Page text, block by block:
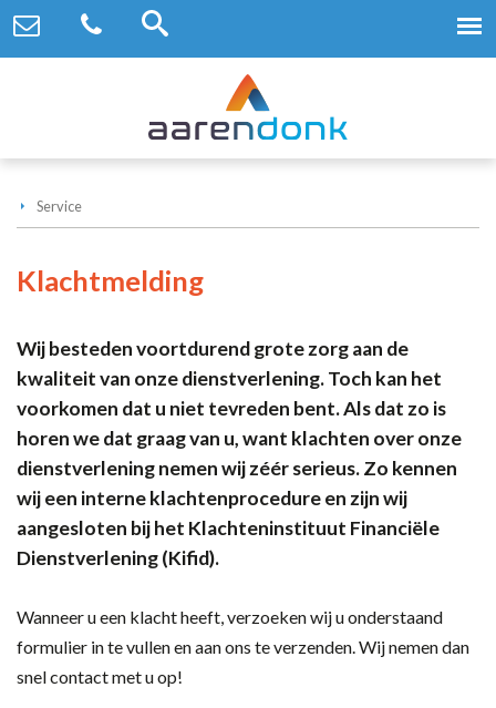
Service
Klachtmelding
Wij besteden voortdurend grote zorg aan de
kwaliteit van onze dienstverlening. Toch kan het
voorkomen dat u niet tevreden bent. Als dat zo is
horen we dat graag van u, want klachten over onze
dienstverlening nemen wij zéér serieus. Zo kennen
wij een interne klachtenprocedure en zijn wij
aangesloten bij het Klachteninstituut Financiële
Dienstverlening (Kifid).
Wanneer u een klacht heeft, verzoeken wij u onderstaand
formulier in te vullen en aan ons te verzenden. Wij nemen dan
snel contact met u op!